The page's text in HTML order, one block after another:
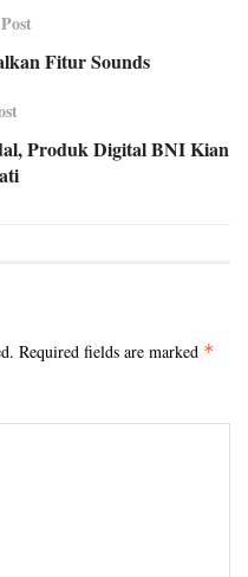
Fitur Sounds
Produk Digital BNI Kian
Required fields are marked *